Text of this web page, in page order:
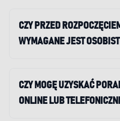
CZY PRZED
WYMAGANE JEST
CZY MOGĘ UZYSKAĆ
ONLINE LUB